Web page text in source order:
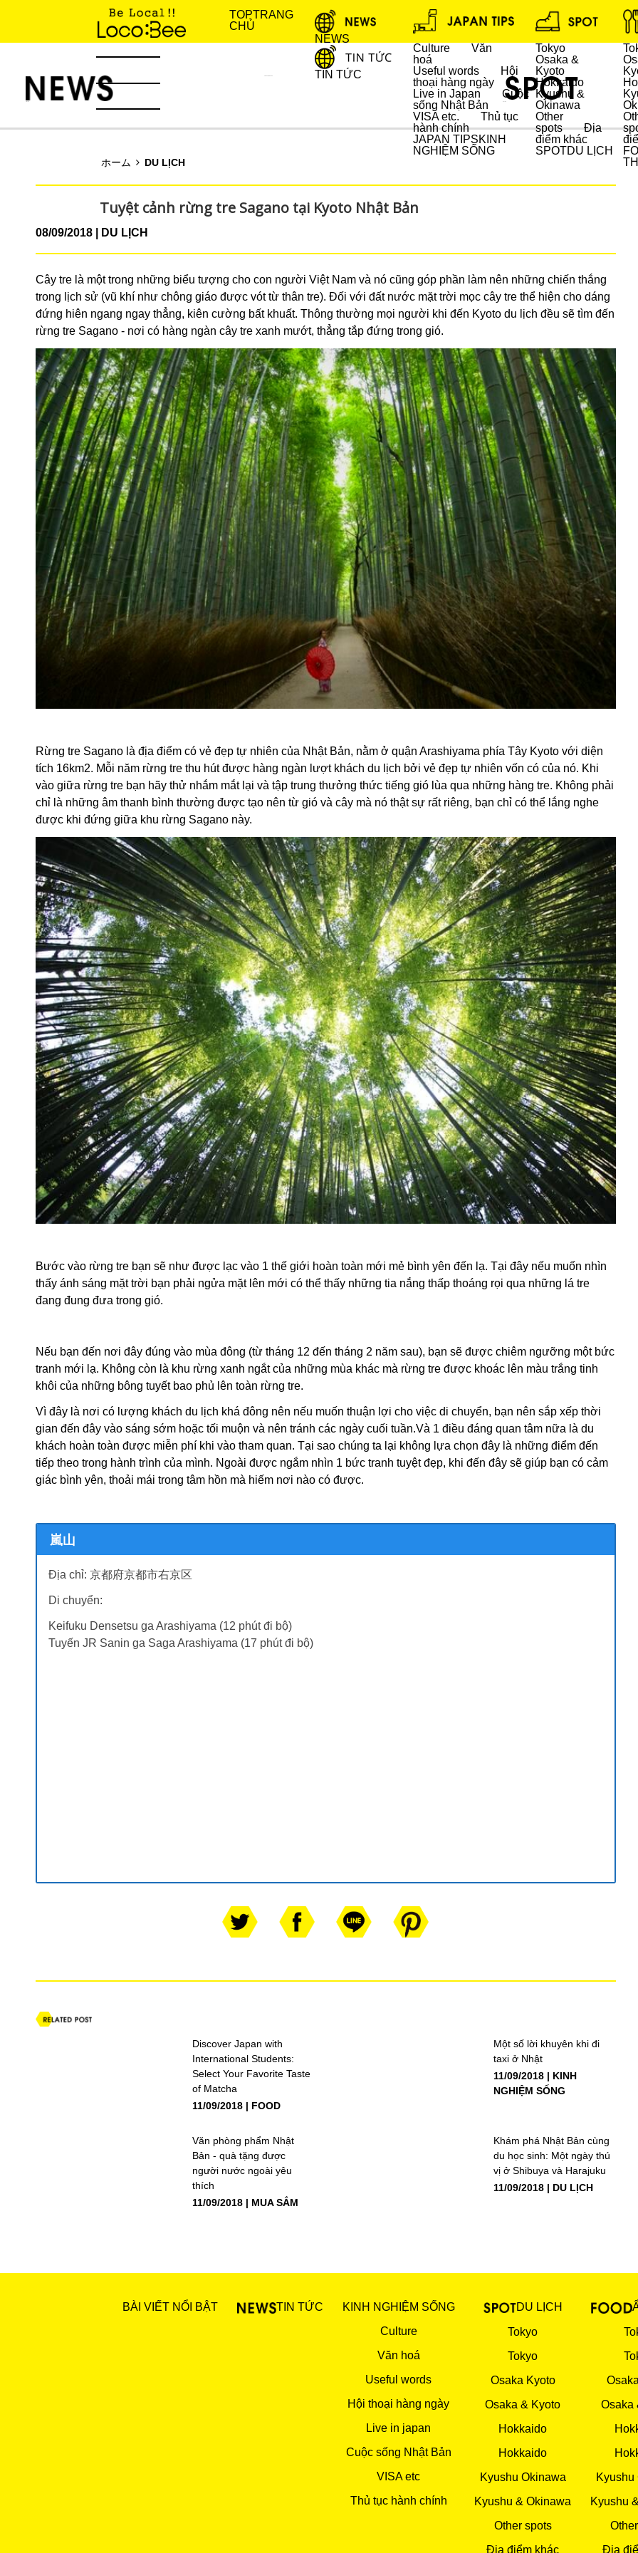
TOPTRANG
CHỦ
NEWS
TIN TỨC
Culture
Văn
hoá
Useful words
Hội
thoại hàng ngày
Live in Japan
Cuộc
sống Nhật Bản
VISA etc.
Thủ tục
hành chính
JAPAN TIPSKINH
NGHIỆM SỐNG
Tokyo
Osaka &
Kyoto
Hokkaido
Kyushu &
Okinawa
Other
spots
Địa
điểm khác
SPOTDU LỊCH
ホーム DU LỊCH
Tuyệt cảnh rừng tre Sagano tại Kyoto Nhật Bản
08/09/2018 DU LỊCH
Cây tre là một trong những biểu tượng cho con người Việt Nam và nó cũng góp phần làm nên những chiến thắng
trong lịch sử (vũ khí như chông giáo được vót từ thân tre). Đối với đất nước mặt trời mọc cây tre thể hiện cho dáng
đứng hiên ngang ngay thẳng, kiên cường bất khuất. Thông thường mọi người khi đến Kyoto du lịch đều sẽ tìm đến
rừng tre Sagano - nơi có hàng ngàn cây tre xanh mướt, thẳng tắp đứng trong gió.
Rừng tre Sagano là địa điểm có vẻ đẹp tự nhiên của Nhật Bản, nằm ở quận Arashiyama phía Tây Kyoto với diện
tích 16km2. Mỗi năm rừng tre thu hút được hàng ngàn lượt khách du lịch bởi vẻ đẹp tự nhiên vốn có của nó. Khi
vào giữa rừng tre bạn hãy thử nhắm mắt lại và tập trung thưởng thức tiếng gió lùa qua những hàng tre. Không phải
chỉ là những âm thanh bình thường được tạo nên từ gió và cây mà nó thật sự rất riêng, bạn chỉ có thể lắng nghe
được khi đứng giữa khu rừng Sagano này.
Bước vào rừng tre bạn sẽ như được lạc vào 1 thế giới hoàn toàn mới mẻ bình yên đến lạ. Tại đây nếu muốn nhìn
thấy ánh sáng mặt trời bạn phải ngửa mặt lên mới có thể thấy những tia nắng thấp thoáng rọi qua những lá tre
đang đung đưa trong gió.
Nếu bạn đến nơi đây đúng vào mùa đông (từ tháng 12 đến tháng 2 năm sau), bạn sẽ được chiêm ngưỡng một bức
tranh mới lạ. Không còn là khu rừng xanh ngắt của những mùa khác mà rừng tre được khoác lên màu trắng tinh
khôi của những bông tuyết bao phủ lên toàn rừng tre.
Vì đây là nơi có lượng khách du lịch khá đông nên nếu muốn thuận lợi cho việc di chuyển, bạn nên sắp xếp thời
gian đến đây vào sáng sớm hoặc tối muộn và nên tránh các ngày cuối tuần.Và 1 điều đáng quan tâm nữa là du
khách hoàn toàn được miễn phí khi vào tham quan. Tại sao chúng ta lại không lựa chọn đây là những điểm đến
tiếp theo trong hành trình của mình. Ngoài được ngắm nhìn 1 bức tranh tuyệt đẹp, khi đến đây sẽ giúp bạn có cảm
giác bình yên, thoải mái trong tâm hồn mà hiếm nơi nào có được.
嵐山
Địa chỉ: 京都府京都市右京区
Di chuyển:
Keifuku Densetsu ga Arashiyama (12 phút đi bộ)
Tuyến JR Sanin ga Saga Arashiyama (17 phút đi bộ)
Discover Japan with
International Students:
Select Your Favorite Taste
of Matcha
11/09/2018
FOOD
Một số lời khuyên khi đi
taxi ở Nhật
11/09/2018
KINH
NGHIỆM SỐNG
Văn phòng phẩm Nhật
Bản - quà tặng được
người nước ngoài yêu
thích
11/09/2018
MUA SẮM
Khám phá Nhật Bản cùng
du học sinh: Một ngày thú
vị ở Shibuya và Harajuku
11/09/2018
DU LỊCH
BÀI VIẾT NỔI BẬT TIN TỨC
KINH NGHIỆM SỐNG
Culture
Văn hoá
Useful words
Hội thoại hàng ngày
Live in japan
Cuộc sống Nhật Bản
VISA etc
Thủ tục hành chính
DU LỊCH
Tokyo
Tokyo
Osaka Kyoto
Osaka & Kyoto
Hokkaido
Hokkaido
Kyushu Okinawa
Kyushu & Okinawa
Other spots
Địa điểm khác
Osaka
Kyushu
Kyushu
Địa